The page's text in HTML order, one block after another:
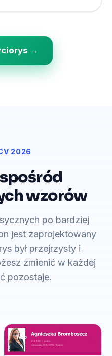
→
2026
wzorów
po bardziej
jest zaprojektowany
był przejrzysty i
zmienić w każdej
pozostaje.
Top